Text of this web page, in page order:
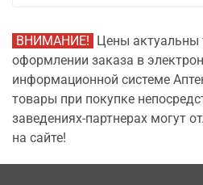
ВНИМАНИЕ! Цены актуальны
оформлении заказа в
информационной системе
товары при покупке
заведениях-партнерах могут
на сайте!